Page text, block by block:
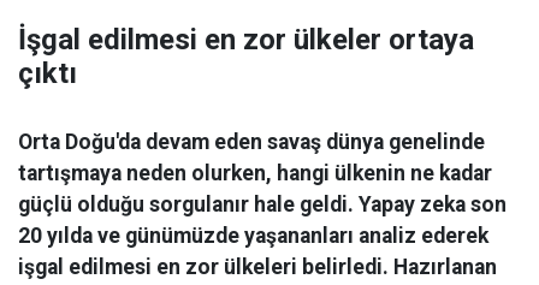
İşgal edilmesi en zor ülkeler ortaya
çıktı
Orta Doğu'da devam eden savaş dünya genelinde
tartışmaya neden olurken, hangi ülkenin ne kadar
güçlü olduğu sorgulanır hale geldi. Yapay zeka son
20 yılda ve günümüzde yaşananları analiz ederek
işgal edilmesi en zor ülkeleri belirledi. Hazırlanan